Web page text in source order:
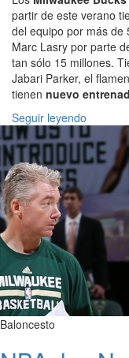
partir de este verano
del equipo por más de
Marc Lasry por parte
tan sólo 15 millones.
Jabari Parker, el
tienen nuevo
Seguir leyendo
Baloncesto